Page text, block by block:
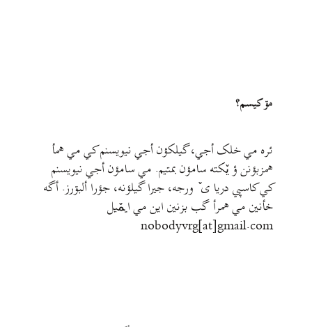
مۊ کيسم؟
ئره مي خلک أجي، گيلکؤن أجي نيويسنم کي مي همأ
همزبؤنن ؤ يٚکته سامؤن بمتيم. مي سامؤن أجي نيويسنم
کي کاسپي دريا ی ٚ ورجه، جيرا گيلؤنه، جؤرا ألبۊرز. أگه
خأنين مي همرأ گب بزنين اين مي ايمٚیل‌ ‌
nobodyvrg[at]gmail.com